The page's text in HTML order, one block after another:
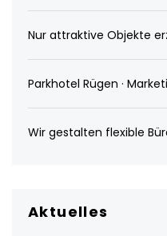
Nur attraktive Objekte
Parkhotel Rügen ·
Wir gestalten flexible
Aktuelles